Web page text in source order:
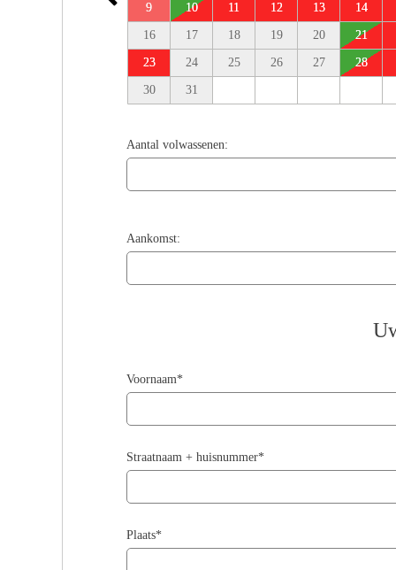
9 10 11 12 13 14
16 17 18 19 20 21
23 24 25 26 27 28
30 31
Aantal volwassenen:
Aankomst:
Voornaam*
Straatnaam + huisnummer*
Plaats*